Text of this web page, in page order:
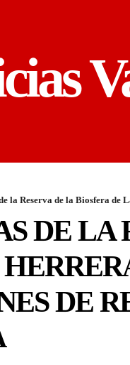
la Reserva de la Biosfera de
DE LA
DE